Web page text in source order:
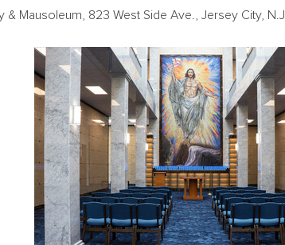
Mausoleum, 823 West Side Ave., Jersey City, N.J.